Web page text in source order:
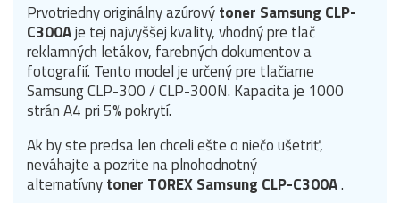
Prvotriedny originálny azúrovýtoner Samsung CLP-
C300Aje tej najvyššej kvality, vhodný pre tlač
reklamných letákov, farebných dokumentov a
fotografií. Tento model je určený pre tlačiarne
Samsung CLP-300 / CLP-300N. Kapacita je 1000
strán A4 pri 5% pokrytí.
Ak by ste predsa len chceli ešte o niečo ušetriť,
neváhajte a pozrite na plnohodnotný
alternatívnytoner TOREX Samsung CLP-C300A.